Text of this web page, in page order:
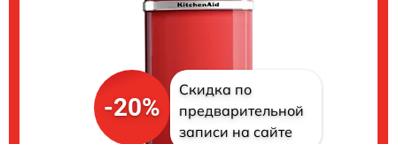
-20%
Скидка по
предварительной
записи на сайте